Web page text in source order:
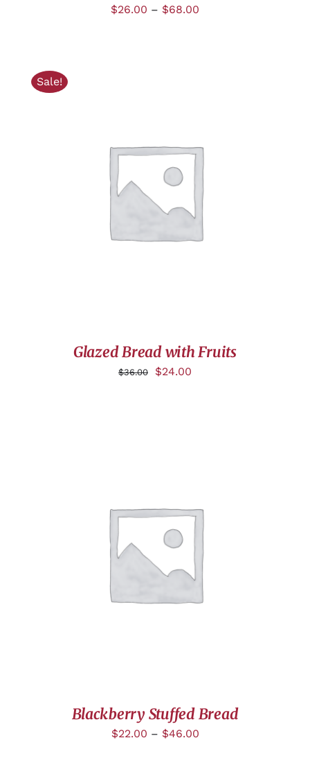
$26.00 – $68.00
Sale!
AJOUTER AU PANIER
Glazed Bread with Fruits
$36.00 $24.00
DÉTAILS
Blackberry Stuffed Bread
$22.00 – $46.00